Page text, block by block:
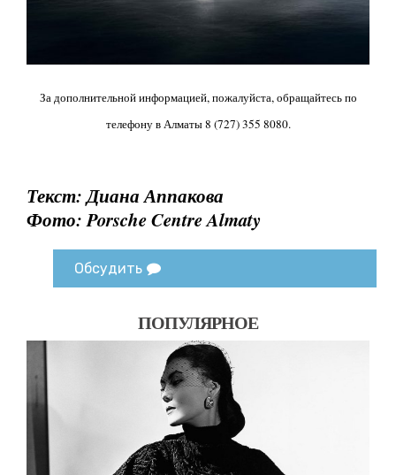
За дополнительной информацией, пожалуйста, обращайтесь по
телефону в Алматы 8 (727) 355 8080.
Текст: Диана Аппакова
Фото:Porsche Centre Almaty
Обсудить
ПОПУЛЯРНОЕ